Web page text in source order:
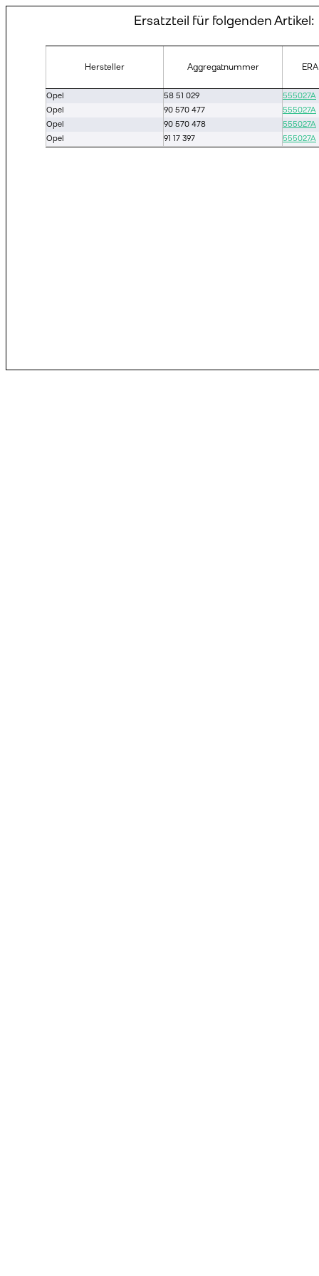
Ersatzteil für folgenden Artikel:
Hersteller Aggregatnummer
Opel 58 51 029
555027A
Opel
90 570 477
555027A
Opel
90 570 478
555027A
Opel
91 17 397 555027A